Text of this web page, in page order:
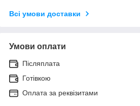
Всі умови доставки
Умови оплати
Післяплата
Готівкою
Оплата за реквізитами